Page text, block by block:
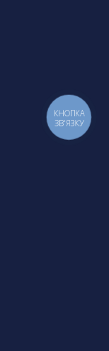
КНОПКА
ЗВ'ЯЗКУ